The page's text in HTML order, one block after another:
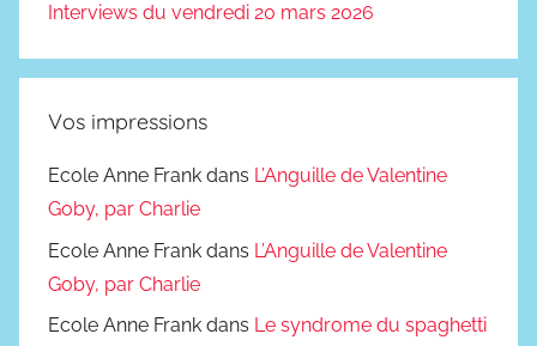
Interviews du vendredi 20 mars 2026
Vos impressions
Ecole Anne Frank dans L’Anguille de Valentine
Goby, par Charlie
Ecole Anne Frank dans L’Anguille de Valentine
Goby, par Charlie
Ecole Anne Frank dans Le syndrome du spaghetti